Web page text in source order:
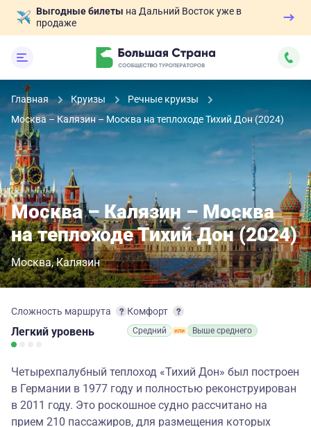
Выгодные билеты на Дальний Восток уже в
продаже
Главная Круизы
Речные круизы
Москва – Калязин – Москва на теплоходе Тихий Дон (2024)
Москва – Калязин – Москва
на теплоходе Тихий Дон (2024)
Москва Калязин
Сложность маршрута
Легкий уровень
Комфорт
Средний Выше среднего
Четырехпалубный теплоход «Тихий Дон» был построен
в Германии в 1977 году и полностью реконструирован
в 2011 году. Это роскошное судно рассчитано на
прием 210 пассажиров, для размещения которых